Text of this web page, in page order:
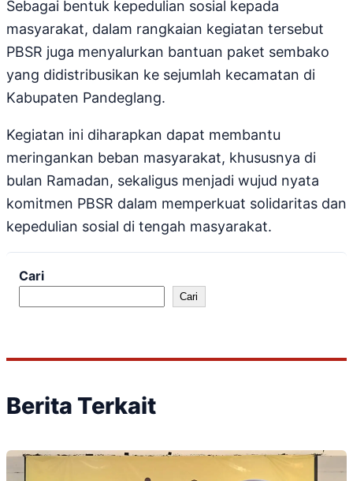
Sebagai bentuk kepedulian sosial kepada
masyarakat, dalam rangkaian kegiatan tersebut
PBSR juga menyalurkan bantuan paket sembako
yang didistribusikan ke sejumlah kecamatan di
Kabupaten Pandeglang.
Kegiatan ini diharapkan dapat membantu
meringankan beban masyarakat, khususnya di
bulan Ramadan, sekaligus menjadi wujud nyata
komitmen PBSR dalam memperkuat solidaritas dan
kepedulian sosial di tengah masyarakat.
Cari
Cari
Berita Terkait